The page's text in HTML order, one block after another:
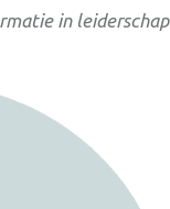
in leiderschap